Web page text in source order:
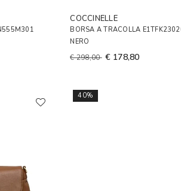
COCCINELLE
BORSA A TRACOLLA
NERO
€ 298,00 € 178,80
40%